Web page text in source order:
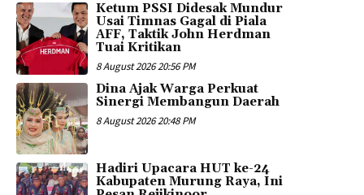
Ketum PSSI Didesak Mundur
Usai Timnas Gagal di Piala
AFF, Taktik John Herdman
Tuai Kritikan
8 August 2026 20:56 PM
Dina Ajak Warga Perkuat
Sinergi Membangun Daerah
8 August 2026 20:48 PM
Hadiri Upacara HUT ke-24
Kabupaten Murung Raya, Ini